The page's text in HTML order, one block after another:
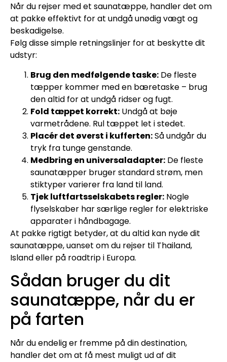
Når du rejser med et saunatæppe, handler det om
at pakke effektivt for at undgå unødig vægt og
beskadigelse.
Følg disse simple retningslinjer for at beskytte dit
udstyr:
Brug den medfølgende taske: De fleste
tæpper kommer med en bæretaske – brug
den altid for at undgå ridser og fugt.
Fold tæppet korrekt: Undgå at bøje
varmetrådene. Rul tæppet let i stedet.
Placér det øverst i kufferten:Så undgår du
tryk fra tunge genstande.
Medbring en universaladapter: De fleste
saunatæpper bruger standard strøm, men
stiktyper varierer fra land til land.
Tjek luftfartsselskabets regler: Nogle
flyselskaber har særlige regler for elektriske
apparater i håndbagage.
At pakke rigtigt betyder, at du altid kan nyde dit
saunatæppe, uanset om du rejser til Thailand,
Island eller på roadtrip i Europa.
Sådan bruger du dit
saunatæppe, når du er
på farten
Når du endelig er fremme på din destination,
handler det om at få mest muligt ud af dit